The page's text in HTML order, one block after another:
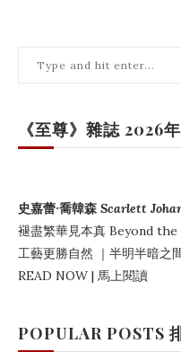
《至尊》雜誌 2026
史嘉蕾·喬韓森 Scarlett
褪盡繁華見本真 Beyond
工藝更勝自然 ｜ 半明半暗之
READ NOW | 馬上閱讀
POPULAR POSTS